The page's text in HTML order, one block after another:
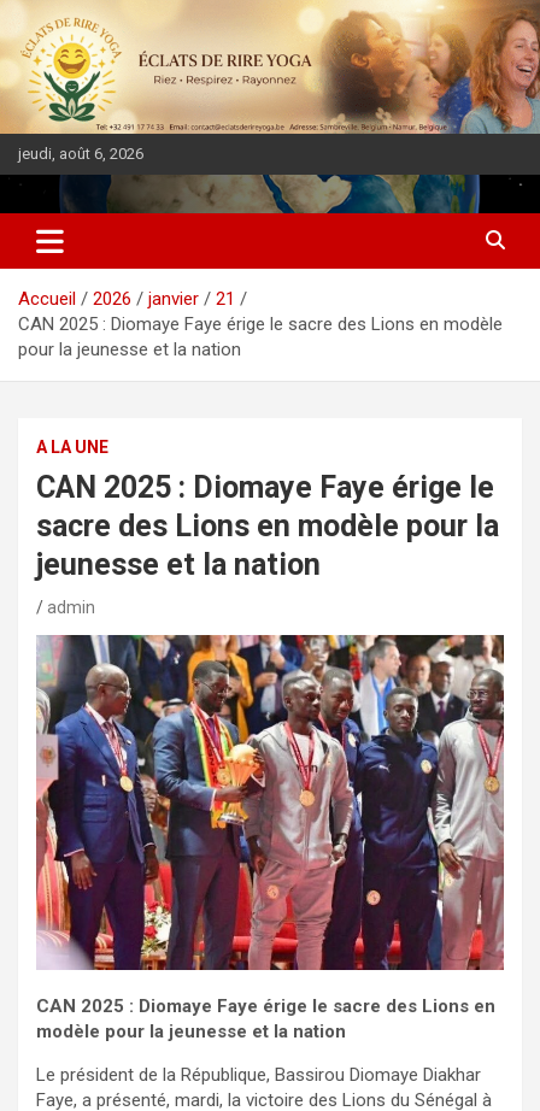
jeudi, août 6, 2026
DIASPORA PULSE
Accueil 2026 janvier
21
CAN 2025 : Diomaye Faye érige le sacre des Lions en modèle
pour la jeunesse et la nation
A LA UNE
CAN 2025 : Diomaye Faye érige le
sacre des Lions en modèle pour la
jeunesse et la nation
admin
CAN 2025 : Diomaye Faye érige le sacre des Lions en
modèle pour la jeunesse et la nation
Le président de la République, Bassirou Diomaye Diakhar
Faye, a présenté, mardi, la victoire des Lions du Sénégal à